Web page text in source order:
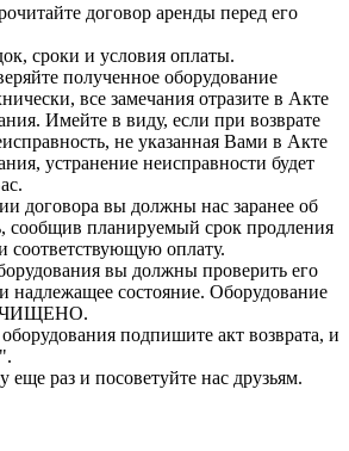
договор аренды перед его
сроки и условия оплаты.
полученное оборудование
все замечания отразите в Акте
Имейте в виду, если при возврате
не указанная Вами в Акте
устранение неисправности будет
договора вы должны нас заранее об
сообщив планируемый срок продления
соответствующую оплату.
вы должны проверить его
надлежащее состояние. Оборудование
подпишите акт возврата, и
еще раз и посоветуйте нас друзьям.